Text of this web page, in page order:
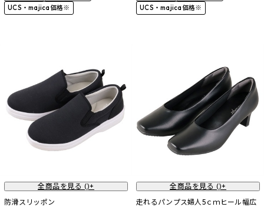
UCS・majica価格※
UCS・majica価格※
全商品を見る ()+
防滑スリッポン
全商品を見る ()+
走れるパンプス婦人5ｃｍヒール幅広